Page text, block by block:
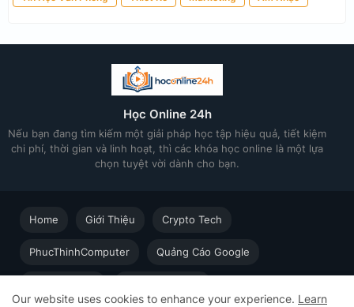
Học Online 24h
Nếu bạn đang tìm kiếm một giải pháp học tập hiệu quả, tiết kiệm
chi phí, thời gian và linh hoạt, thì các khóa học online là một lựa
chọn tuyệt vời dành cho bạn.
Home Giới Thiệu Crypto Tech
PhucThinhComputer Quảng Cáo Google
Our website uses cookies to enhance your experience. Learn